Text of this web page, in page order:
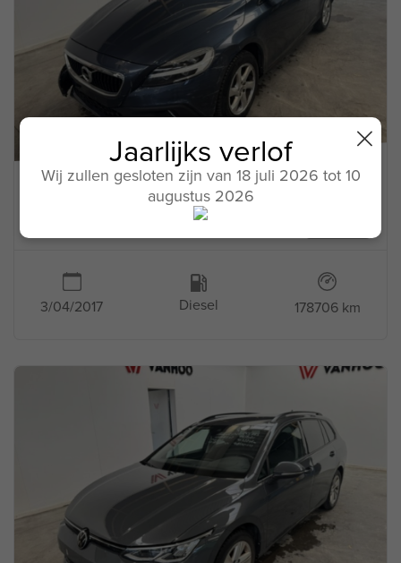
VOLVO
3/04/2017 Diesel 178706 km
Jaarlijks verlof
Wij zullen gesloten zijn van 18 juli 2026 tot 10
augustus 2026